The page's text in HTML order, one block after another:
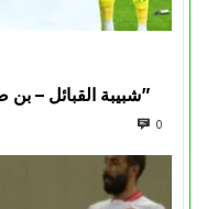
شبيبة القبائل – بن صافي: “نتيجة مؤسفة ومردود كارثي”
0